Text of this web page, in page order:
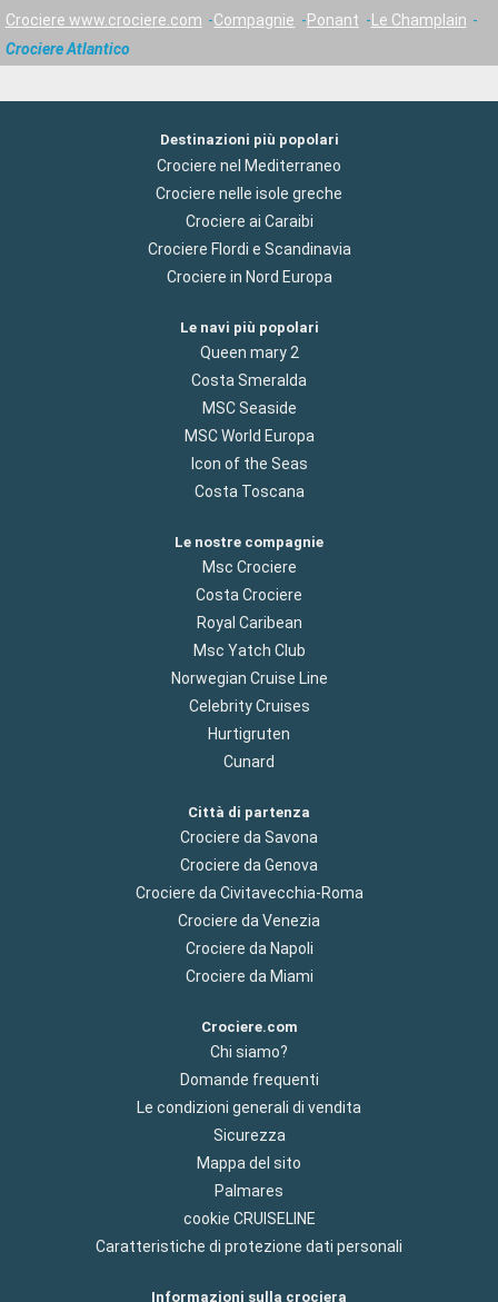
Crociere www.crociere.com Compagnie Ponant
Le Champlain
Crociere Atlantico
Destinazioni più popolari
Crociere nel Mediterraneo
Crociere nelle isole greche
Crociere ai Caraibi
Crociere Flordi e Scandinavia
Crociere in Nord Europa
Le navi più popolari
Queen mary 2
Costa Smeralda
MSC Seaside
MSC World Europa
Icon of the Seas
Costa Toscana
Le nostre compagnie
Msc Crociere
Costa Crociere
Royal Caribean
Msc Yatch Club
Norwegian Cruise Line
Celebrity Cruises
Hurtigruten
Cunard
Città di partenza
Crociere da Savona
Crociere da Genova
Crociere da Civitavecchia-Roma
Crociere da Venezia
Crociere da Napoli
Crociere da Miami
Crociere.com
Chi siamo?
Domande frequenti
Le condizioni generali di vendita
Sicurezza
Mappa del sito
Palmares
cookie CRUISELINE
Caratteristiche di protezione dati personali
Informazioni sulla crociera